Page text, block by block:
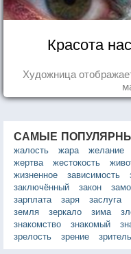
Красота
Художница
САМЫЕ
жалость
жара желание
жертва
жестокость
жизненное
зависимость
заключённый
закон
зарплата
заря заслуга
земля
зеркало зима
знакомство
знакомый
зрелость
зрение зритель